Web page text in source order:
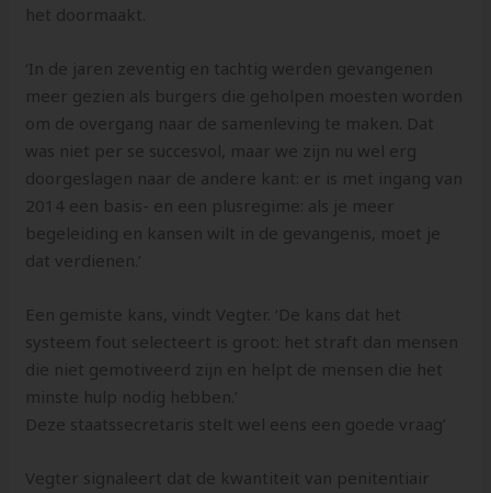
het doormaakt.
‘In de jaren zeventig en tachtig werden gevangenen
meer gezien als burgers die geholpen moesten worden
om de overgang naar de samenleving te maken. Dat
was niet per se succesvol, maar we zijn nu wel erg
doorgeslagen naar de andere kant: er is met ingang van
2014 een basis- en een plusregime: als je meer
begeleiding en kansen wilt in de gevangenis, moet je
dat verdienen.’
Een gemiste kans, vindt Vegter. ‘De kans dat het
systeem fout selecteert is groot: het straft dan mensen
die niet gemotiveerd zijn en helpt de mensen die het
minste hulp nodig hebben.’
Deze staatssecretaris stelt wel eens een goede vraag’
Vegter signaleert dat de kwantiteit van penitentiair